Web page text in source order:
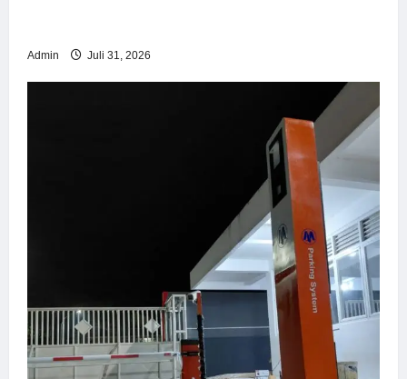
Admin Juli 31, 2026